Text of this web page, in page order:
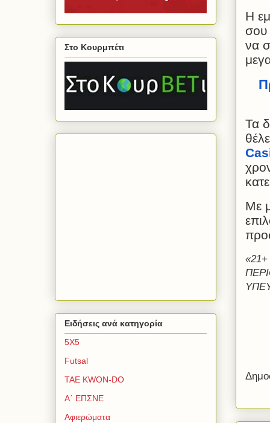
Η
σου
να
Τα
Με
Στο Κουρμπέτι
Ειδήσεις ανά κατηγορία
5Χ5
Futsal
TAE KWON-DO
Α΄ ΕΠΣΝΕ
Αφιερώματα